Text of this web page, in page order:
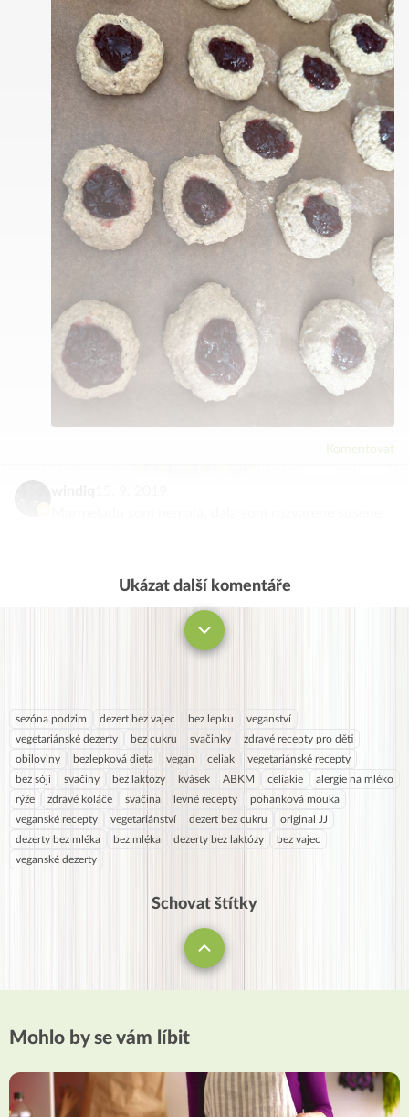
Komentovat
Ukázat další komentáře
sezóna podzim dezert bez vajec bez lepku
veganství
vegetariánské dezerty
bez cukru svačinky
zdravé recepty pro děti
obiloviny
bezlepková dieta vegan celiak
vegetariánské recepty
bez sóji
svačiny bez laktózy kvásek ABKM celiakie
alergie na mléko
rýže
zdravé koláče svačina levné recepty
pohanková mouka
veganské recepty
vegetariánství dezert bez cukru
original JJ
dezerty bez mléka
bez mléka dezerty bez laktózy
bez vajec
veganské dezerty
Schovat štítky
Mohlo by se vám líbit